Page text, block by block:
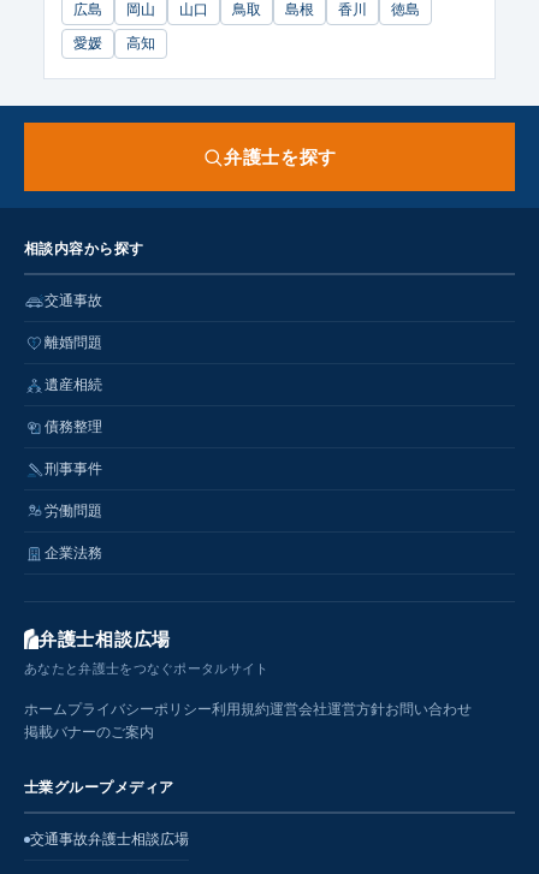
広島 岡山 山口 鳥取 島根 香川
徳島
愛媛
高知
弁護士を探す
相談内容から探す
交通事故
離婚問題
遺産相続
債務整理
刑事事件
労働問題
企業法務
弁護士相談広場
あなたと弁護士をつなぐポータルサイト
ホームプライバシーポリシー利用規約運営会社運営方針お問い合わせ
掲載バナーのご案内
士業グループメディア
交通事故弁護士相談広場